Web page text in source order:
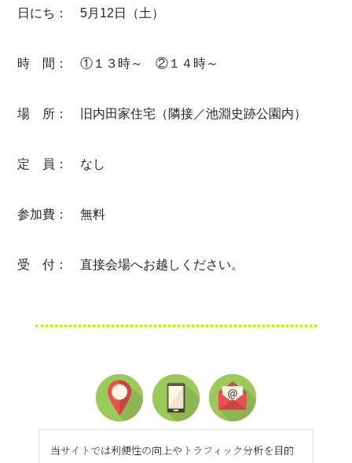
日にち： 5月12日（土）
時 間： ①１３時～ ②１４時～
場 所： 旧内田家住宅（隣接／池淵史跡公園内）
定 員： なし
参加費： 無料
受 付： 直接会場へお越しください。
当サイトでは利便性の向上やトラフィック分析を目的